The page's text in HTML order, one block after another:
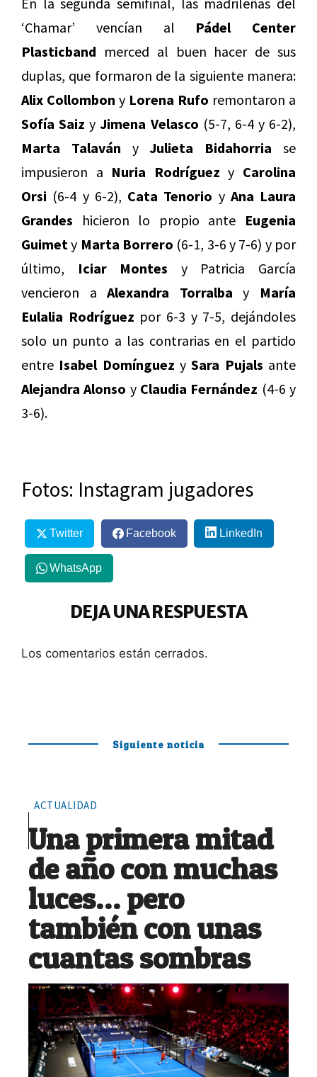
‘Chamar’ vencían al Pádel Center
Plasticband merced al buen hacer de sus
duplas, que formaron de la siguiente manera:
Alix Collombon y Lorena Rufo remontaron a
Sofía Saiz yJimena Velasco (5-7, 6-4 y 6-2),
Marta Talaván yJulieta Bidahorria se
impusieron a Nuria Rodríguez y Carolina
Orsi (6-4 y 6-2), Cata Tenorio y Ana Laura
Grandes hicieron lo propio ante Eugenia
Guimet y Marta Borrero (6-1, 3-6 y 7-6) y por
último, Iciar Montes y Patricia García
vencieron aAlexandra Torralba y María
Eulalia Rodríguez por 6-3 y 7-5, dejándoles
solo un punto a las contrarias en el partido
entre Isabel Domínguez ySara Pujals ante
Alejandra Alonso y Claudia Fernández (4-6 y
3-6).
Fotos: Instagram jugadores
Twitter Facebook LinkedIn
WhatsApp
DEJA UNA RESPUESTA
Los comentarios están cerrados.
Siguiente noticia
ACTUALIDAD
Una primera mitad
de año con muchas
luces… pero
también con unas
cuantas sombras